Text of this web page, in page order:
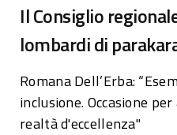
Il Consiglio
lombardi di
Romana Dell’Erba:
inclusione. Occasione
realtà d'eccellenza"